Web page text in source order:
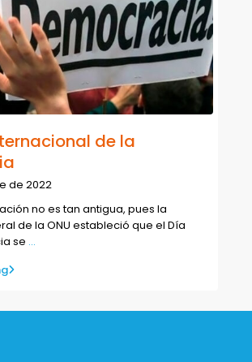
de la
de 2022
no es tan antigua, pues la
de la ONU estableció que el Día
se ...